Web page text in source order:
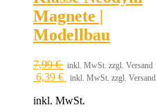
Magnete |
Modellbau
7,99€ inkl. MwSt. zzgl. Versand
6,39 € inkl. MwSt. zzgl. Versand
inkl. MwSt.